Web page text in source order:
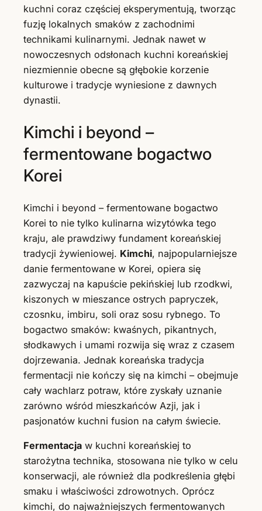
kuchni coraz częściej eksperymentują, tworząc
fuzję lokalnych smaków z zachodnimi
technikami kulinarnymi. Jednak nawet w
nowoczesnych odsłonach kuchni koreańskiej
niezmiennie obecne są głębokie korzenie
kulturowe i tradycje wyniesione z dawnych
dynastii.
Kimchi i beyond –
fermentowane bogactwo
Korei
Kimchi i beyond – fermentowane bogactwo
Korei to nie tylko kulinarna wizytówka tego
kraju, ale prawdziwy fundament koreańskiej
tradycji żywieniowej. Kimchi, najpopularniejsze
danie fermentowane w Korei, opiera się
zazwyczaj na kapuście pekińskiej lub rzodkwi,
kiszonych w mieszance ostrych papryczek,
czosnku, imbiru, soli oraz sosu rybnego. To
bogactwo smaków: kwaśnych, pikantnych,
słodkawych i umami rozwija się wraz z czasem
dojrzewania. Jednak koreańska tradycja
fermentacji nie kończy się na kimchi – obejmuje
cały wachlarz potraw, które zyskały uznanie
zarówno wśród mieszkańców Azji, jak i
pasjonatów kuchni fusion na całym świecie.
Fermentacja w kuchni koreańskiej to
starożytna technika, stosowana nie tylko w celu
konserwacji, ale również dla podkreślenia głębi
smaku i właściwości zdrowotnych. Oprócz
kimchi, do najważniejszych fermentowanych